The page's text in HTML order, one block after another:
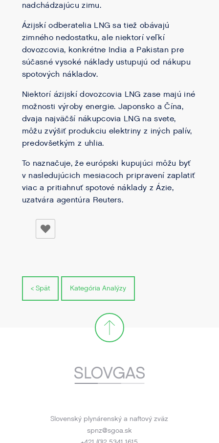
nadchádzajúcu zimu.
Ázijskí odberatelia LNG sa tiež obávajú
zimného nedostatku, ale niektorí veľkí
dovozcovia, konkrétne India a Pakistan pre
súčasné vysoké náklady ustupujú od nákupu
spotových nákladov.
Niektorí ázijskí dovozcovia LNG zase majú iné
možnosti výroby energie. Japonsko a Čína,
dvaja najväčší nákupcovia LNG na svete,
môžu zvýšiť produkciu elektriny z iných palív,
predovšetkým z uhlia.
To naznačuje, že európski kupujúci môžu byť
v nasledujúcich mesiacoch pripravení zaplatiť
viac a pritiahnuť spotové náklady z Ázie,
uzatvára agentúra Reuters.
< Spät Kategória Analýzy
Slovenský plynárenský a naftový zväz
spnz@sgoa.sk